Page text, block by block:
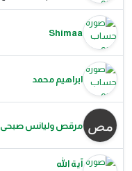
Shimaa
ابراهيم محمد
مرقص وليانس صبحى
آية الله